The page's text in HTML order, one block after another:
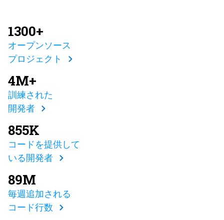
1300+
オープンソース
プロジェクト
4M+
訓練された
開発者
855K
コードを提供して
いる開発者
89M
毎週追加される
コード行数